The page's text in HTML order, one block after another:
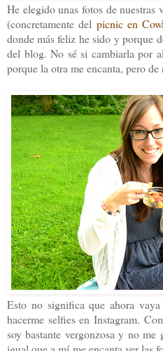
He elegido unas fotos de nuestras
(concretamente del picnic en
donde más feliz he sidoy porque
del blog. No sé si cambiarla por
porque la otra me encanta, pero
Esto no significa que ahora
hacerme selfies en Instagram.
soy bastante vergonzosa y no